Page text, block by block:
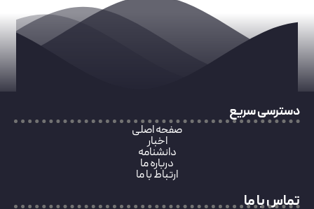
دسترسی سریع
صفحه اصلی
اخبار
دانشنامه
درباره ما
ارتباط با ما
تماس با ما